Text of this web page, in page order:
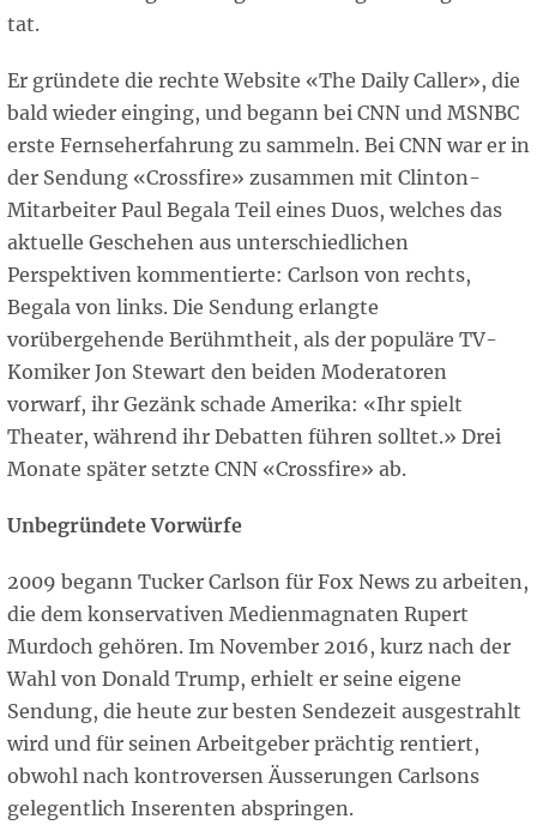
tat.
Er gründete die rechte Website «The Daily Caller», die
bald wieder einging, und begann bei CNN und MSNBC
erste Fernseherfahrung zu sammeln. Bei CNN war er in
der Sendung «Crossfire» zusammen mit Clinton-
Mitarbeiter Paul Begala Teil eines Duos, welches das
aktuelle Geschehen aus unterschiedlichen
Perspektiven kommentierte: Carlson von rechts,
Begala von links. Die Sendung erlangte
vorübergehende Berühmtheit, als der populäre TV-
Komiker Jon Stewart den beiden Moderatoren
vorwarf, ihr Gezänk schade Amerika: «Ihr spielt
Theater, während ihr Debatten führen solltet.» Drei
Monate später setzte CNN «Crossfire» ab.
Unbegründete Vorwürfe
2009 begann Tucker Carlson für Fox News zu arbeiten,
die dem konservativen Medienmagnaten Rupert
Murdoch gehören. Im November 2016, kurz nach der
Wahl von Donald Trump, erhielt er seine eigene
Sendung, die heute zur besten Sendezeit ausgestrahlt
wird und für seinen Arbeitgeber prächtig rentiert,
obwohl nach kontroversen Äusserungen Carlsons
gelegentlich Inserenten abspringen.